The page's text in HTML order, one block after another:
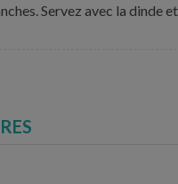
Servez avec la dinde